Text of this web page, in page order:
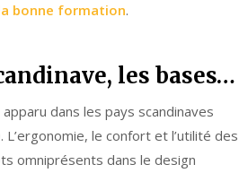
bonne formation.
les bases…
dans les pays scandinaves
le confort et l’utilité des
omniprésents dans le design